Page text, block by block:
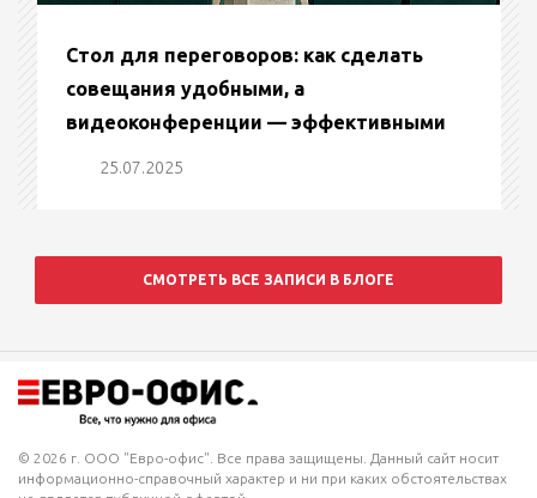
Стол для переговоров: как сделать
совещания удобными, а
видеоконференции — эффективными
25.07.2025
СМОТРЕТЬ ВСЕ ЗАПИСИ В БЛОГЕ
© 2026 г. ООО "Евро-офис". Все права защищены. Данный сайт носит
информационно-справочный характер и ни при каких обстоятельствах